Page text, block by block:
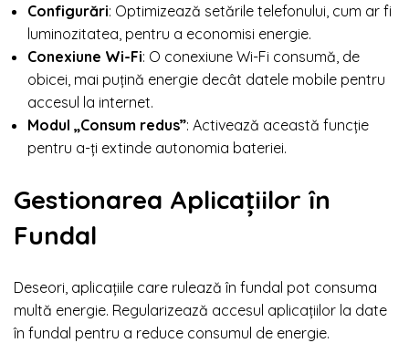
Configurări: Optimizează setările telefonului, cum ar fi
luminozitatea, pentru a economisi energie.
Conexiune Wi-Fi: O conexiune Wi-Fi consumă, de
obicei, mai puțină energie decât datele mobile pentru
accesul la internet.
Modul „Consum redus”: Activează această funcție
pentru a-ți extinde autonomia bateriei.
Gestionarea Aplicațiilor în
Fundal
Deseori, aplicațiile care rulează în fundal pot consuma
multă energie. Regularizează accesul aplicațiilor la date
în fundal pentru a reduce consumul de energie.